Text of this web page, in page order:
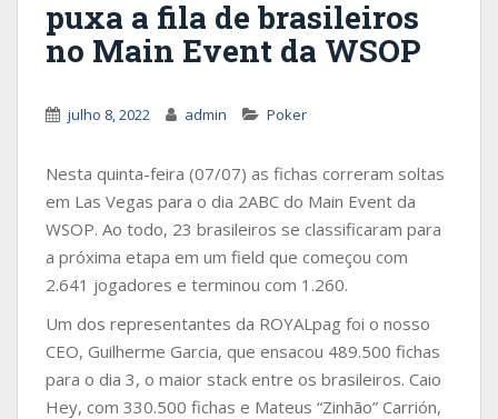
puxa a fila de brasileiros
no Main Event da WSOP
julho 8, 2022 admin Poker
Nesta quinta-feira (07/07) as fichas correram soltas
em Las Vegas para o dia 2ABC do Main Event da
WSOP. Ao todo, 23 brasileiros se classificaram para
a próxima etapa em um field que começou com
2.641 jogadores e terminou com 1.260.
Um dos representantes da ROYALpag foi o nosso
CEO, Guilherme Garcia, que ensacou 489.500 fichas
para o dia 3, o maior stack entre os brasileiros. Caio
Hey, com 330.500 fichas e Mateus “Zinhão” Carrión,